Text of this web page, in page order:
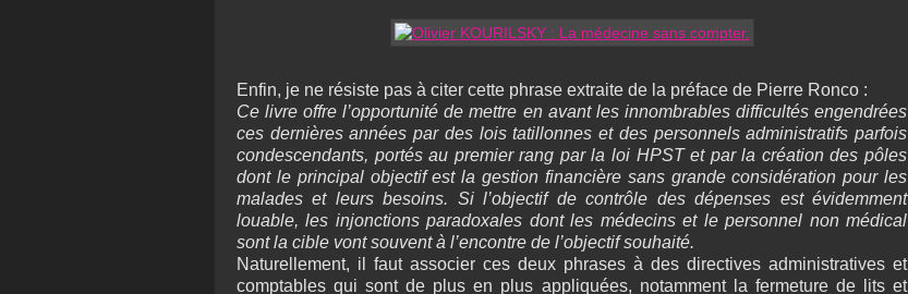
Enfin, je ne résiste pas à citer cette phrase extraite de la préface de Pierre Ronco :
Ce livre offre l’opportunité de mettre en avant les innombrables difficultés engendrées
ces dernières années par des lois tatillonnes et des personnels administratifs parfois
condescendants, portés au premier rang par la loi HPST et par la création des pôles
dont le principal objectif est la gestion financière sans grande considération pour les
malades et leurs besoins. Si l’objectif de contrôle des dépenses est évidemment
louable, les injonctions paradoxales dont les médecins et le personnel non médical
sont la cible vont souvent à l’encontre de l’objectif souhaité.
Naturellement, il faut associer ces deux phrases à des directives administratives et
comptables qui sont de plus en plus appliquées, notamment la fermeture de lits et